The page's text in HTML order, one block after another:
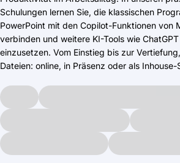
Schulungen lernen Sie, die klassischen
PowerPoint mit den Copilot-Funktionen von
verbinden und weitere KI-Tools wie
einzusetzen. Vom Einstieg bis zur
Dateien: online, in Präsenz oder als Inhouse-